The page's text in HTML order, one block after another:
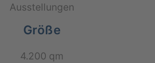
Aus­stel­lun­gen
Größe
4.200 qm